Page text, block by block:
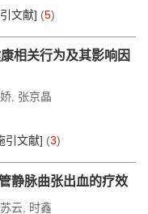
文献] (5)
相关行为及其影响因
, 张京晶
引文献] (3)
静脉曲张出血的疗效
云, 时鑫